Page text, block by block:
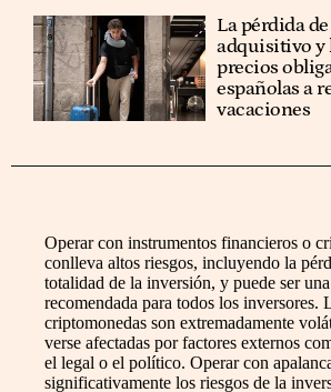
La pérdida
adquisitivo y
precios
españolas a
vacaciones
Operar con instrumentos financieros o
conlleva altos riesgos, incluyendo la
totalidad de la inversión, y puede ser
recomendada para todos los inversores.
criptomonedas son extremadamente
verse afectadas por factores externos
el legal o el político. Operar con
significativamente los riesgos de la